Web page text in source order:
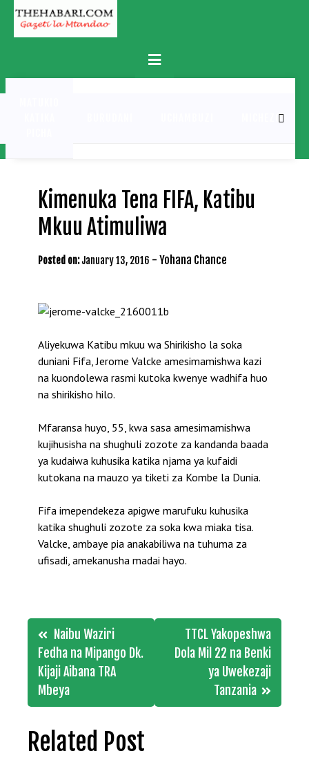
Skip
content
Primary
Menu
MICHEZO
Kimenuka Tena FIFA, Katibu
Mkuu Atimuliwa
Posted on: January 13, 2016 - Yohana Chance
Aliyekuwa Katibu mkuu wa Shirikisho la soka
duniani Fifa, Jerome Valcke amesimamishwa kazi
na kuondolewa rasmi kutoka kwenye wadhifa huo
na shirikisho hilo.
Mfaransa huyo, 55, kwa sasa amesimamishwa
kujihusisha na shughuli zozote za kandanda baada
ya kudaiwa kuhusika katika njama ya kufaidi
kutokana na mauzo ya tiketi za Kombe la Dunia.
Fifa imependekeza apigwe marufuku kuhusika
katika shughuli zozote za soka kwa miaka tisa.
Valcke, ambaye pia anakabiliwa na tuhuma za
ufisadi, amekanusha madai hayo.
Post
navigation
Naibu Waziri
Fedha na Mipango Dk.
Kijaji Aibana TRA
Mbeya
TTCL Yakopeshwa
Dola Mil 22 na Benki
ya Uwekezaji
Tanzania
Related Post